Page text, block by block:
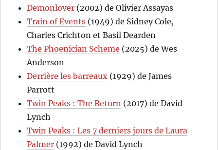
Demonlover (2002) de Olivier Assayas
Train of Events (1949) de Sidney Cole,
Charles Crichton et Basil Dearden
The Phoenician Scheme (2025) de Wes
Anderson
Derrière les barreaux (1929) de James
Parrott
Twin Peaks : The Return (2017) de David
Lynch
Twin Peaks : Les 7 derniers jours de Laura
Palmer (1992) de David Lynch